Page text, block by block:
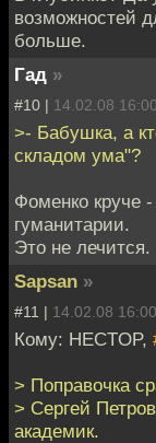
возможностей
больше.
Гад »
#10 | 14.02.08 16:00
>- Бабушка, а
складом ума"?
Фоменко круче
гуманитарии.
Это не лечится.
Sapsan »
#11 | 14.02.08 16:00
Кому: HECTOP,
> Поправочка
> Сергей
академик.